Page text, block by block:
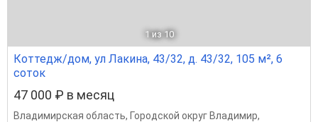
1 из 10
Коттедж/дом, ул Лакина, 43/32, д. 43/32, 105 м², 6
соток
47 000 ₽ в месяц
Владимирская область, Городской округ Владимир,